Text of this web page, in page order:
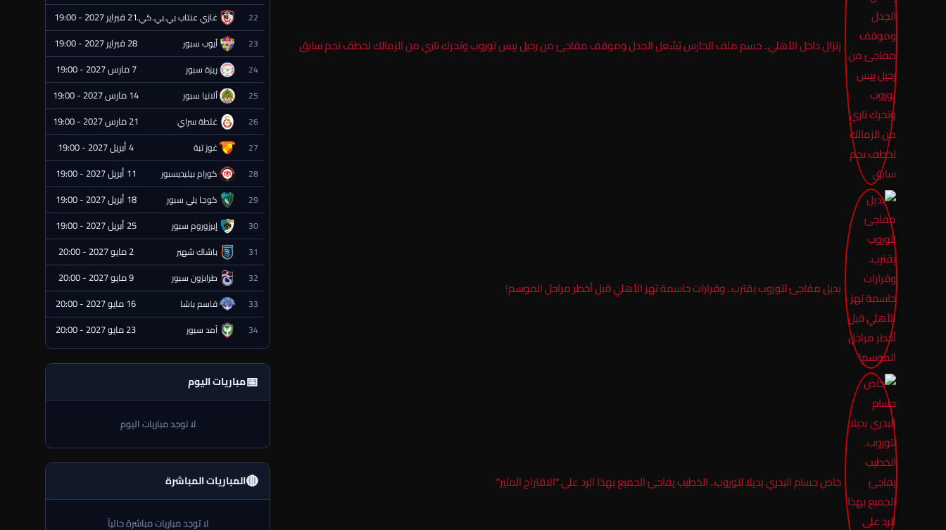
زلزال داخل الأهلي.. حسم ملف الحارس يُشعل الجدل وموقف مفاجئ من رحيل ييس توروب وتحرك ناري من الزمالك لخطف نجم سابق
بديل مفاجئ لتوروب يقترب.. وقرارات حاسمة تهز الأهلي قبل أخطر مراحل الموسم!
خاص حسام البدري بديلا لتوروب.. الخطيب يفاجئ الجميع بهذا الرد على “الاقتراح المثير”
22 غازي عنتاب بي.بي.كي.21 فبراير 2027 - 19:00
23 أيوب سبور 28 فبراير 2027 - 19:00
24 ريزة سبور 7 مارس 2027 - 19:00
25 ألانيا سبور 14 مارس 2027 - 19:00
26 غلطة سراي 21 مارس 2027 - 19:00
27 غوز تبة 4 أبريل 2027 - 19:00
28 كورام بيليديسبور 11 أبريل 2027 - 19:00
29 كوجا يلي سبور 18 أبريل 2027 - 19:00
30 إيرزوروم سبور 25 أبريل 2027 - 19:00
31 باشاك شهير 2 مايو 2027 - 20:00
32 طرابزون سبور 9 مايو 2027 - 20:00
33 قاسم باشا 16 مايو 2027 - 20:00
34 آمد سبور 23 مايو 2027 - 20:00
📅مباريات اليوم
لا توجد مباريات اليوم
🔴المباريات المباشرة
لا توجد مباريات مباشرة حالياً